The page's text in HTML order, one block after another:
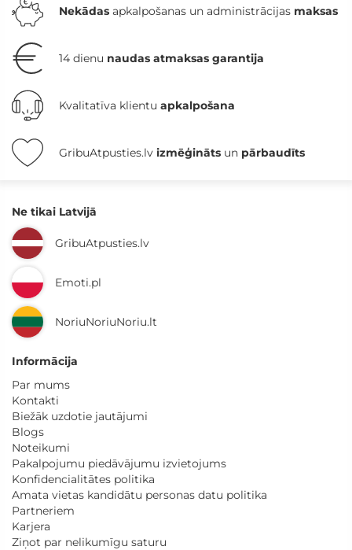
Nekādas apkalpošanas un administrācijas maksas
14 dienu naudas atmaksas garantija
Kvalitatīva klientu apkalpošana
GribuAtpusties.lv izmēģināts un pārbaudīts
Ne tikai Latvijā
GribuAtpusties.lv
Emoti.pl
NoriuNoriuNoriu.lt
Informācija
Par mums
Kontakti
Biežāk uzdotie jautājumi
Blogs
Noteikumi
Pakalpojumu piedāvājumu izvietojums
Konfidencialitātes politika
Amata vietas kandidātu personas datu politika
Partneriem
Karjera
Ziņot par nelikumīgu saturu